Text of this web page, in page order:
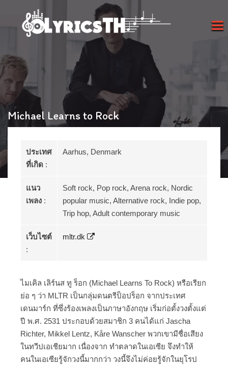
Michael Learns to Rock
ประเทศ
ที่เกิด :
Aarhus, Denmark
แนว
เพลง :
Soft rock, Pop rock, Arena rock, Nordic
popular music, Alternative rock, Indie pop,
Trip hop, Adult contemporary music
เว็บไซต์
:
mltr.dk
ไมเคิล เลิร์นส ทู ร็อก (Michael Learns To Rock) หรือเรียก
ย่อ ๆ ว่า MLTR เป็นกลุ่มดนตรีป็อปร็อก จากประเทศ
เดนมาร์ก ที่ซึ่งร้องเพลงเป็นภาษาอังกฤษ เริ่มก่อตั้งวงตั้งแต่
ปี พ.ศ. 2531 ประกอบด้วยสมาชิก 3 คนได้แก่ Jascha
Richter, Mikkel Lentz, Kåre Wanscher พวกเขามีชื่อเสียง
ในทวีปเอเชียมาก เนื่องจาก ทำตลาดในเอเซีย จึงทำให้
คนในเอเซียรู้จักวงนี้มากกว่า วงนี้จึงไม่ค่อยรู้จักในยุโรป